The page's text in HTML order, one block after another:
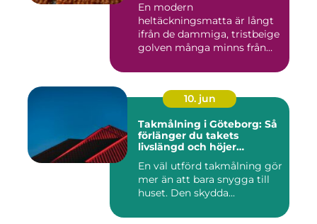
En modern
heltäckningsmatta är långt
ifrån de dammiga, tristbeige
golven många minns från
10. jun
Takmålning i Göteborg: Så
förlänger du takets
livslängd och höjer
En väl utförd takmålning gör
mer än att bara snygga till
huset. Den skydda...